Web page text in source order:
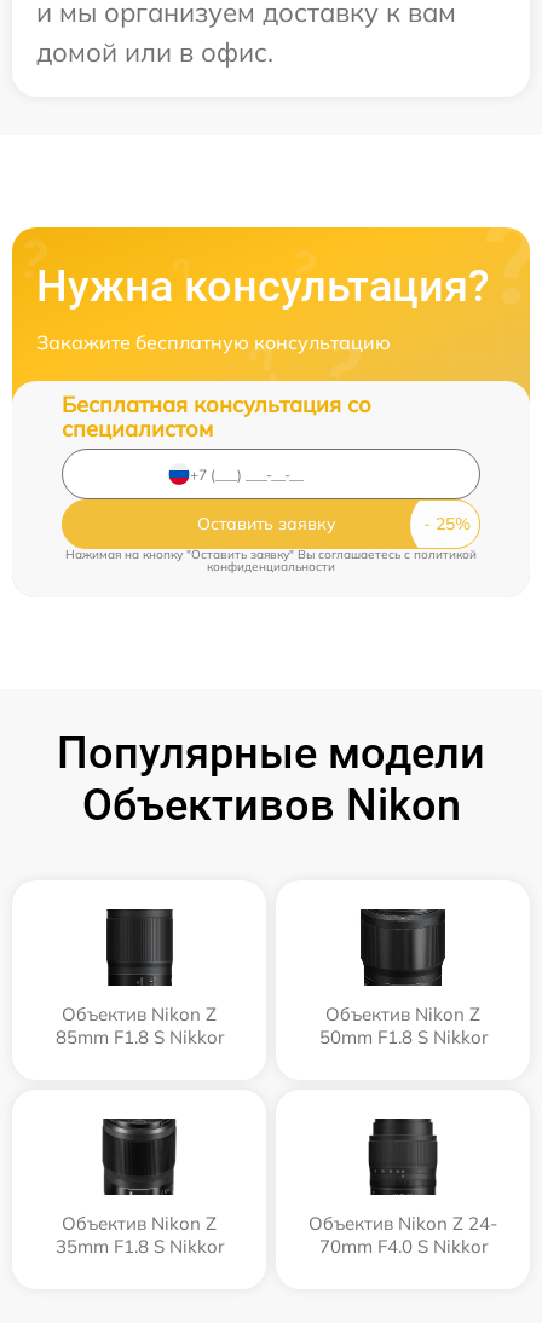
и мы организуем доставку к вам
домой или в офис.
Нужна консультация?
Закажите бесплатную консультацию
Бесплатная консультация со
специалистом
Оставить заявку
Нажимая на кнопку "Оставить заявку" Вы соглашаетесь cполитикой
конфиденциальности
Популярные модели
Объективов Nikon
Объектив Nikon Z
85mm F1.8 S Nikkor
Объектив Nikon Z
50mm F1.8 S Nikkor
Объектив Nikon Z
35mm F1.8 S Nikkor
Объектив Nikon Z 24-
70mm F4.0 S Nikkor